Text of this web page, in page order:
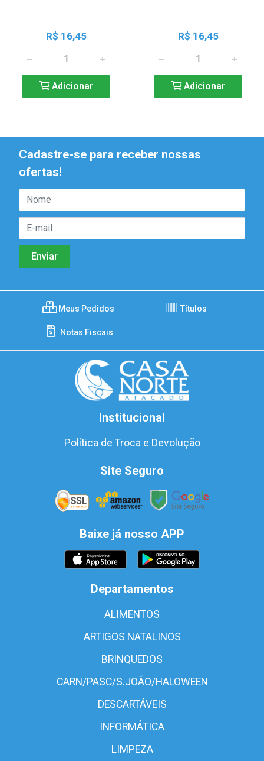
R$ 16,45
Adicionar
R$ 16,45
Adicionar
Cadastre-se para receber nossas
ofertas!
Meus Pedidos Títulos
Notas Fiscais
Institucional
Política de Troca e Devolução
Site Seguro
Baixe já nosso APP
Departamentos
ALIMENTOS
ARTIGOS NATALINOS
BRINQUEDOS
CARN/PASC/S.JOÃO/HALOWEEN
DESCARTÁVEIS
INFORMÁTICA
LIMPEZA